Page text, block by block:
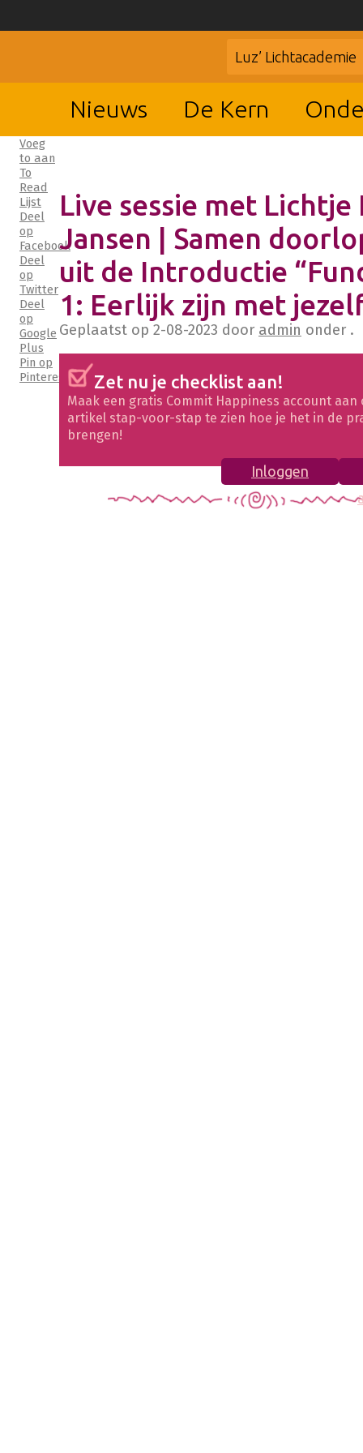
Luz’ Lichtacademie
Nieuws De Kern
Voeg
to aan
To
Read
Lijst
Deel
op
Facebook
Deel
op
Twitter
Deel
op
Google
Plus
Pin op
Pinterest
Live sessie met Lichtje
Jansen | Samen
uit de Introductie
1: Eerlijk zijn met
Geplaatst op 2-08-2023 door admin onder .
Zet nu je checklist aan!
Maak een gratis Commit Happiness account
artikel stap-voor-stap te zien hoe je het in de
brengen!
Inloggen